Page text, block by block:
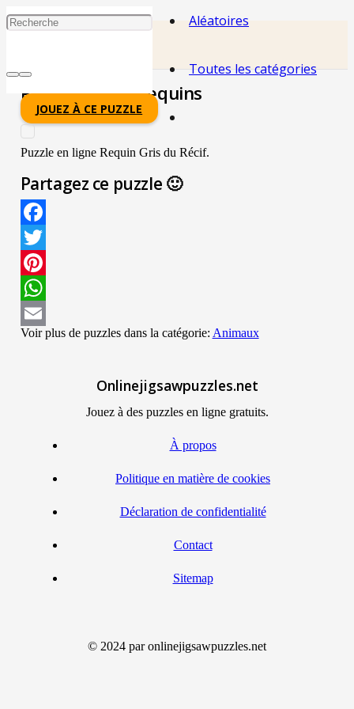
Aléatoires
Toutes les catégories
Récif Gris Des Requins
JOUEZ À CE PUZZLE
Puzzle en ligne Requin Gris du Récif.
Partagez ce puzzle 🙂
Facebook
Twitter
Pinterest
WhatsApp
Email
Voir plus de puzzles dans la catégorie: Animaux
Onlinejigsawpuzzles.net
Jouez à des puzzles en ligne gratuits.
À propos
Politique en matière de cookies
Déclaration de confidentialité
Contact
Sitemap
© 2024 par onlinejigsawpuzzles.net